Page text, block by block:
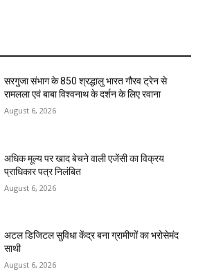
सरगुजा संभाग के 850 श्रद्धालु भारत गौरव ट्रेन से
रामलला एवं बाबा विश्वनाथ के दर्शन के लिए रवाना
August 6, 2026
अधिक मूल्य पर खाद बेचने वाली एजेंसी का विक्रय
प्राधिकार पत्र निलंबित
August 6, 2026
अटल डिजिटल सुविधा केंद्र बना ग्रामीणों का भरोसेमंद
साथी
August 6, 2026